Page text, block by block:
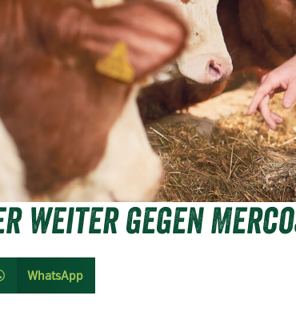
weiter gegen
WhatsApp